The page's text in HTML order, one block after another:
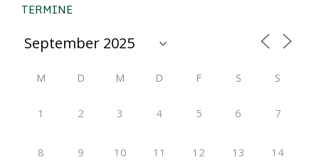
TERMINE
M D M D F S S
1 2 3 4 5 6 7
8 9 10 11 12 13 14